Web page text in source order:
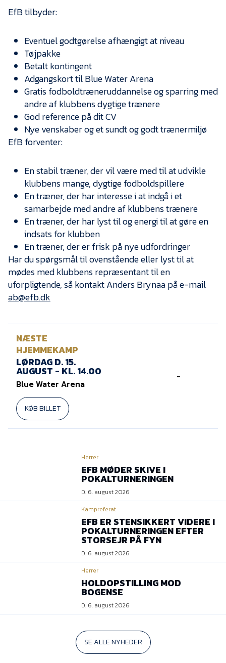
EfB tilbyder:
Eventuel godtgørelse afhængigt at niveau
Tøjpakke
Betalt kontingent
Adgangskort til Blue Water Arena
Gratis fodboldtræneruddannelse og sparring med
andre af klubbens dygtige trænere
God reference på dit CV
Nye venskaber og et sundt og godt trænermiljø
EfB forventer:
En stabil træner, der vil være med til at udvikle
klubbens mange, dygtige fodboldspillere
En træner, der har interesse i at indgå i et
samarbejde med andre af klubbens trænere
En træner, der har lyst til og energi til at gøre en
indsats for klubben
En træner, der er frisk på nye udfordringer
Har du spørgsmål til ovenstående eller lyst til at
mødes med klubbens repræsentant til en
uforpligtende, så kontakt Anders Brynaa på e-mail
ab@efb.dk
NÆSTE
HJEMMEKAMP
LØRDAG D. 15.
AUGUST - KL. 14.00
Blue Water Arena
KØB BILLET
-
Herrer
EFB MØDER SKIVE I
POKALTURNERINGEN
D. 6. august 2026
Kampreferat
EFB ER STENSIKKERT VIDERE I
POKALTURNERINGEN EFTER
STORSEJR PÅ FYN
D. 6. august 2026
Herrer
HOLDOPSTILLING MOD
BOGENSE
D. 6. august 2026
SE ALLE NYHEDER